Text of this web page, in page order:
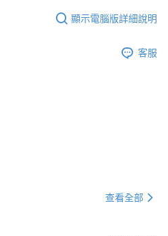
顯示電腦版詳細說明
客服
查看全部